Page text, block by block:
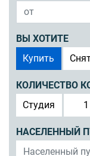
ВЫ ХОТИТЕ
Купить
КОЛИЧЕСТВО
Студия
1
НАСЕЛЕННЫЙ